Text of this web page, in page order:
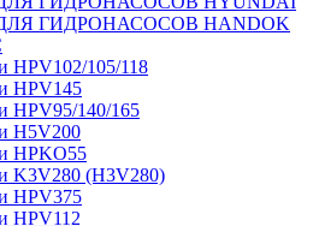
ГИДРОНАСОСОВ HANDOK
HPV102/105/118
HPV145
HPV95/140/165
H5V200
HPKO55
K3V280 (H3V280)
HPV375
HPV112